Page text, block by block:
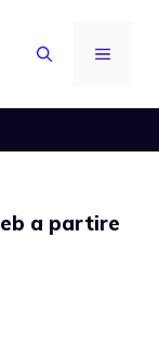
MENU
a partire